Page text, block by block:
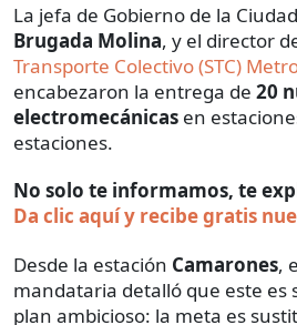
La jefa de Gobierno de la
Brugada Molina, y el director
Transporte Colectivo (STC)
encabezaron la entrega de 20
electromecánicas en
estaciones.
No solo te informamos, te
Da clic aquí y recibe gratis
Desde la estación Camarones,
mandataria detalló que este es
plan ambicioso: la meta es